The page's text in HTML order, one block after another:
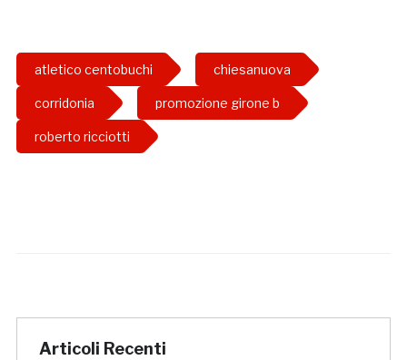
atletico centobuchi chiesanuova
corridonia promozione girone b
roberto ricciotti
Articoli Recenti